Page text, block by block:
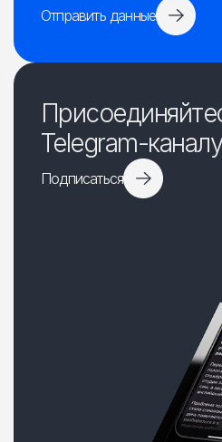
Отправить данные
Telegram-
Подписаться